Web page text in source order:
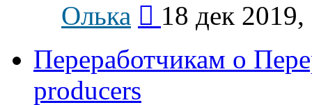
Олька
последнему
18 дек
Переработчикам о
producers